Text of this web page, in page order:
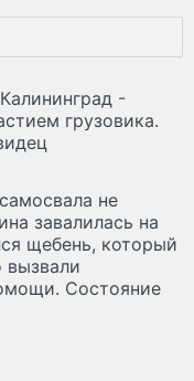
-
грузовика.
не
завалилась на
щебень, который
вызвали
Состояние